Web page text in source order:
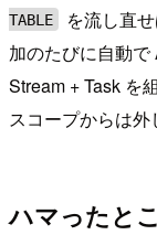
TABLE
を流し直
加のたびに自動
Stream + Task を
スコープからは外
ハマったと